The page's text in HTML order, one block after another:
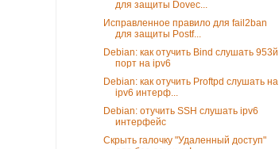
для защиты Dovec...
Исправленное правило для fail2ban
для защиты Postf...
Debian: как отучить Bind слушать 953й
порт на ipv6
Debian: как отучить Proftpd слушать на
ipv6 интерф...
Debian: отучить SSH слушать ipv6
интерфейс
Скрыть галочку "Удаленный доступ"